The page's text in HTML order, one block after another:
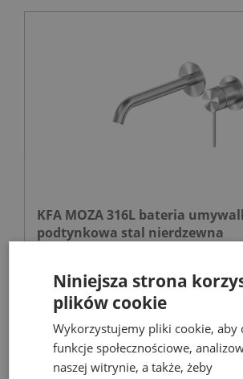
KFA MOZA 316L bateria
podtynkowa stal nierdzewna
Baterie umywalkowe
567,40 zł
810,57 zł
Niniejsza strona
plików cookie
Wykorzystujemy pliki cookie, aby
funkcje społecznościowe,
naszej witrynie, a także, żeby